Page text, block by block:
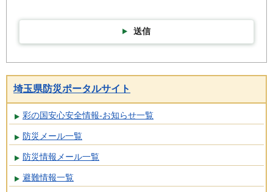
送信
埼玉県防災ポータルサイト
彩の国安心安全情報-お知らせ一覧
防災メール一覧
防災情報メール一覧
避難情報一覧